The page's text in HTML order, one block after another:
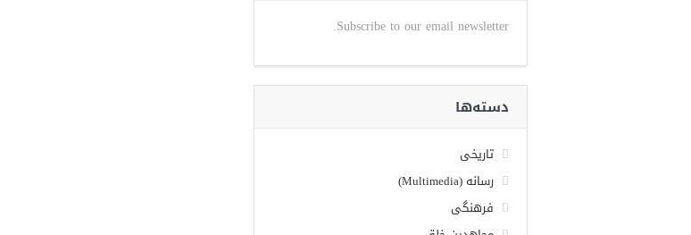
Subscribe to our email newsletter.
دسته‌ها
تاریخی
رسانه (Multimedia)
فرهنگی